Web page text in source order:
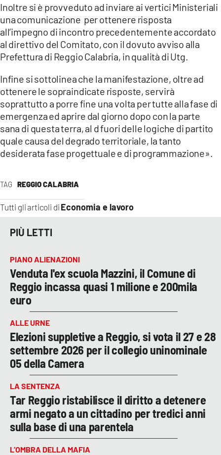
TAG REGGIO CALABRIA
Tutti gli articoli di Economia e lavoro
Inoltre si è provveduto ad inviare ai vertici Ministeriali
una comunicazione per ottenere risposta
all’impegno di incontro precedentemente accordato
al direttivo del Comitato, con il dovuto avviso alla
Prefettura di Reggio Calabria, in qualità di Utg.
Infine si sottolinea che la manifestazione, oltre ad
ottenere le sopraindicate risposte, servirà
soprattutto a porre fine una volta per tutte alla fase di
emergenza ed aprire dal giorno dopo con la parte
sana di questa terra, al d fuori delle logiche di partito
quale causa del degrado territoriale, la tanto
desiderata fase progettuale e di programmazione».
PIÙ LETTI
PIANO ALIENAZIONI
Venduta l'ex scuola Mazzini, il Comune di
Reggio incassa quasi 1 milione e 200mila
euro
ALLE URNE
Elezioni suppletive a Reggio, si vota il 27 e 28
settembre 2026 per il collegio uninominale
05 della Camera
LA SENTENZA
Tar Reggio ristabilisce il diritto a detenere
armi negato a un cittadino per tredici anni
sulla base di una parentela
L’OMBRA DELLA MAFIA